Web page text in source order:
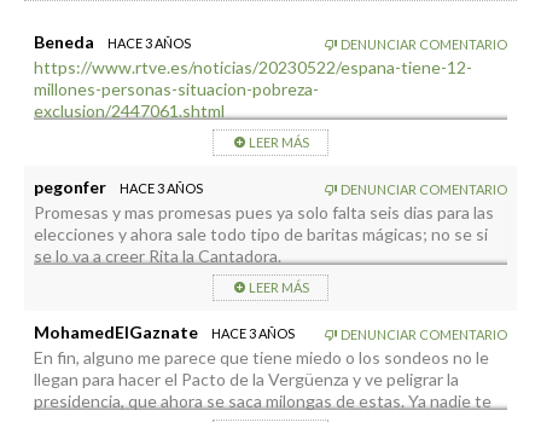
Beneda HACE 3 AÑOS DENUNCIAR COMENTARIO
https://www.rtve.es/noticias/20230522/espana-tiene-12-
millones-personas-situacion-pobreza-
exclusion/2447061.shtml
¿Podrían preguntar a sus hijos e hijas si conocen a compañeros
que mientras unas personas comen en el recreo otras no
pueden comer.
Ya sé que no son votantes (como “los autónomos”) pero más
allá del cálculo electoral están los derechos de la infancia y la
LEER MÁS
pegonfer HACE 3 AÑOS DENUNCIAR COMENTARIO
Promesas y mas promesas pues ya solo falta seis dias para las
elecciones y ahora sale todo tipo de baritas mágicas; no se si
se lo va a creer Rita la Cantadora.
LEER MÁS
MohamedElGaznate HACE 3 AÑOS DENUNCIAR COMENTARIO
En fin, alguno me parece que tiene miedo o los sondeos no le
llegan para hacer el Pacto de la Vergüenza y ve peligrar la
presidencia, que ahora se saca milongas de estas. Ya nadie te